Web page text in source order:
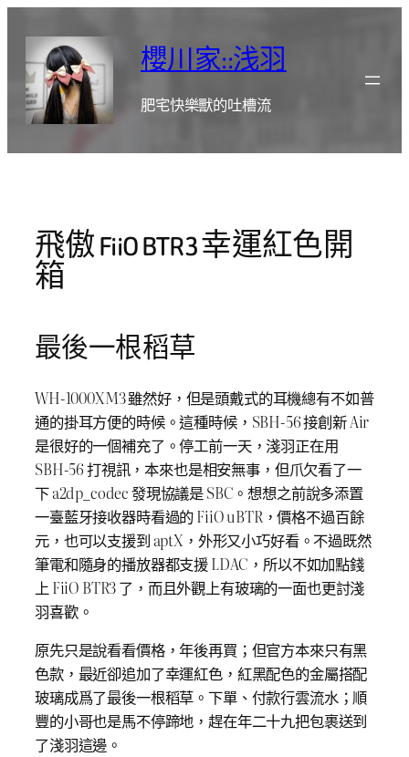
櫻川家::浅羽
肥宅快樂獸的吐槽流
飛傲 FiiO BTR3 幸運紅色開
箱
最後一根稻草
WH-1000XM3 雖然好，但是頭戴式的耳機總有不如普
通的掛耳方便的時候。這種時候，SBH-56 接創新 Air
是很好的一個補充了。停工前一天，淺羽正在用
SBH-56 打視訊，本來也是相安無事，但爪欠看了一
下 a2dp_codec 發現協議是 SBC。想想之前說多添置
一臺藍牙接收器時看過的 FiiO uBTR，價格不過百餘
元，也可以支援到 aptX，外形又小巧好看。不過既然
筆電和隨身的播放器都支援 LDAC，所以不如加點錢
上 FiiO BTR3 了，而且外觀上有玻璃的一面也更討淺
羽喜歡。
原先只是說看看價格，年後再買；但官方本來只有黑
色款，最近卻追加了幸運紅色，紅黑配色的金屬搭配
玻璃成爲了最後一根稻草。下單、付款行雲流水；順
豐的小哥也是馬不停蹄地，趕在年二十九把包裹送到
了淺羽這邊。